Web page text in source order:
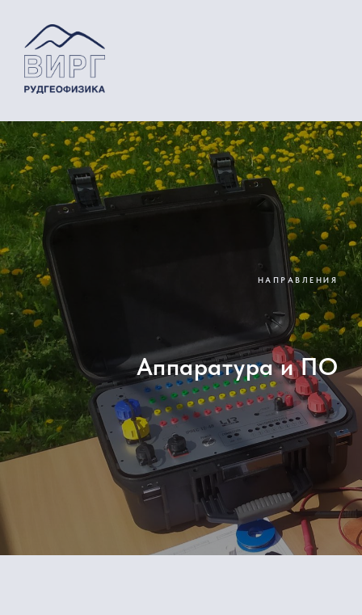
НАПРАВЛЕНИЯ
Аппаратура и ПО